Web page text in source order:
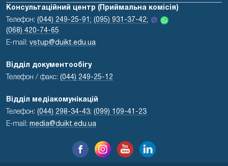
Консультаційний центр (Приймальна комісія)
Телефон: (044) 249-25-91; (095) 931-37-42;
(068) 420-74-65
E-mail: vstup@duikt.edu.ua
Відділ документообігу
Телефон / факс: (044) 249-25-12
Відділ медіакомунікацій
Телефон: (044) 298-34-43; (099) 109-41-23
E-mail: media@duikt.edu.ua